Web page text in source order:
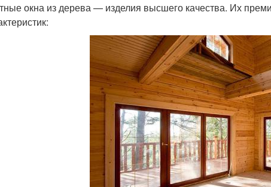
окна из дерева — изделия высшего качества. Их